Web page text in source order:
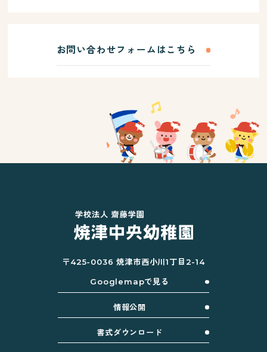
お問い合わせフォームはこちら
〒425-0036 焼津市西小川1丁目2-14
Googlemapで見る
情報公開
書式ダウンロード